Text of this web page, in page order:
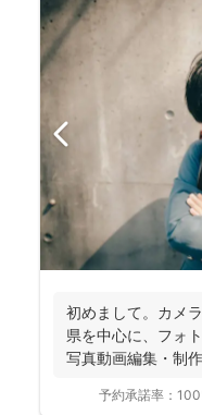
初めまして。カメ
県を中心に、フォ
写真動画編集・制
予約承諾率：